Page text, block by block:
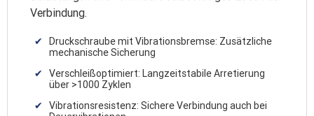
Verbindung.
Druckschraube mit Vibrationsbremse: Zusätzliche
mechanische Sicherung
Verschleißoptimiert: Langzeitstabile Arretierung
über >1000 Zyklen
Vibrationsresistenz: Sichere Verbindung auch bei